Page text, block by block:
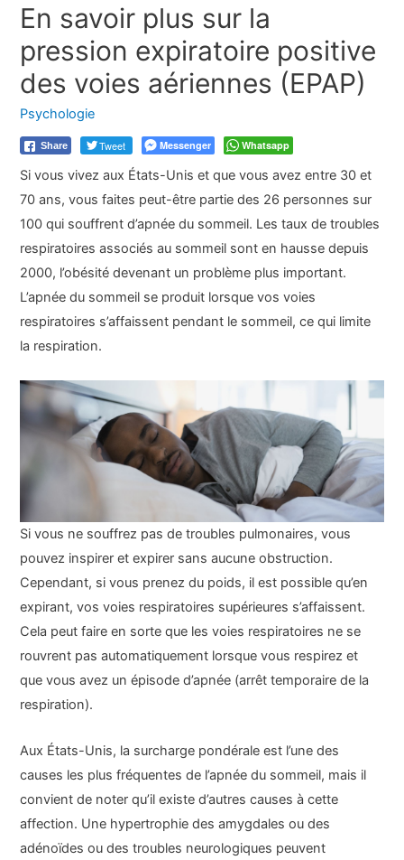
En savoir plus sur la
pression expiratoire positive
des voies aériennes (EPAP)
Psychologie
Share Tweet Messenger Whatsapp
Si vous vivez aux États-Unis et que vous avez entre 30 et
70 ans, vous faites peut-être partie des 26 personnes sur
100 qui souffrent d’apnée du sommeil. Les taux de troubles
respiratoires associés au sommeil sont en hausse depuis
2000, l’obésité devenant un problème plus important.
L’apnée du sommeil se produit lorsque vos voies
respiratoires s’affaissent pendant le sommeil, ce qui limite
la respiration.
Si vous ne souffrez pas de troubles pulmonaires, vous
pouvez inspirer et expirer sans aucune obstruction.
Cependant, si vous prenez du poids, il est possible qu’en
expirant, vos voies respiratoires supérieures s’affaissent.
Cela peut faire en sorte que les voies respiratoires ne se
rouvrent pas automatiquement lorsque vous respirez et
que vous avez un épisode d’apnée (arrêt temporaire de la
respiration).
Aux États-Unis, la surcharge pondérale est l’une des
causes les plus fréquentes de l’apnée du sommeil, mais il
convient de noter qu’il existe d’autres causes à cette
affection. Une hypertrophie des amygdales ou des
adénoïdes ou des troubles neurologiques peuvent